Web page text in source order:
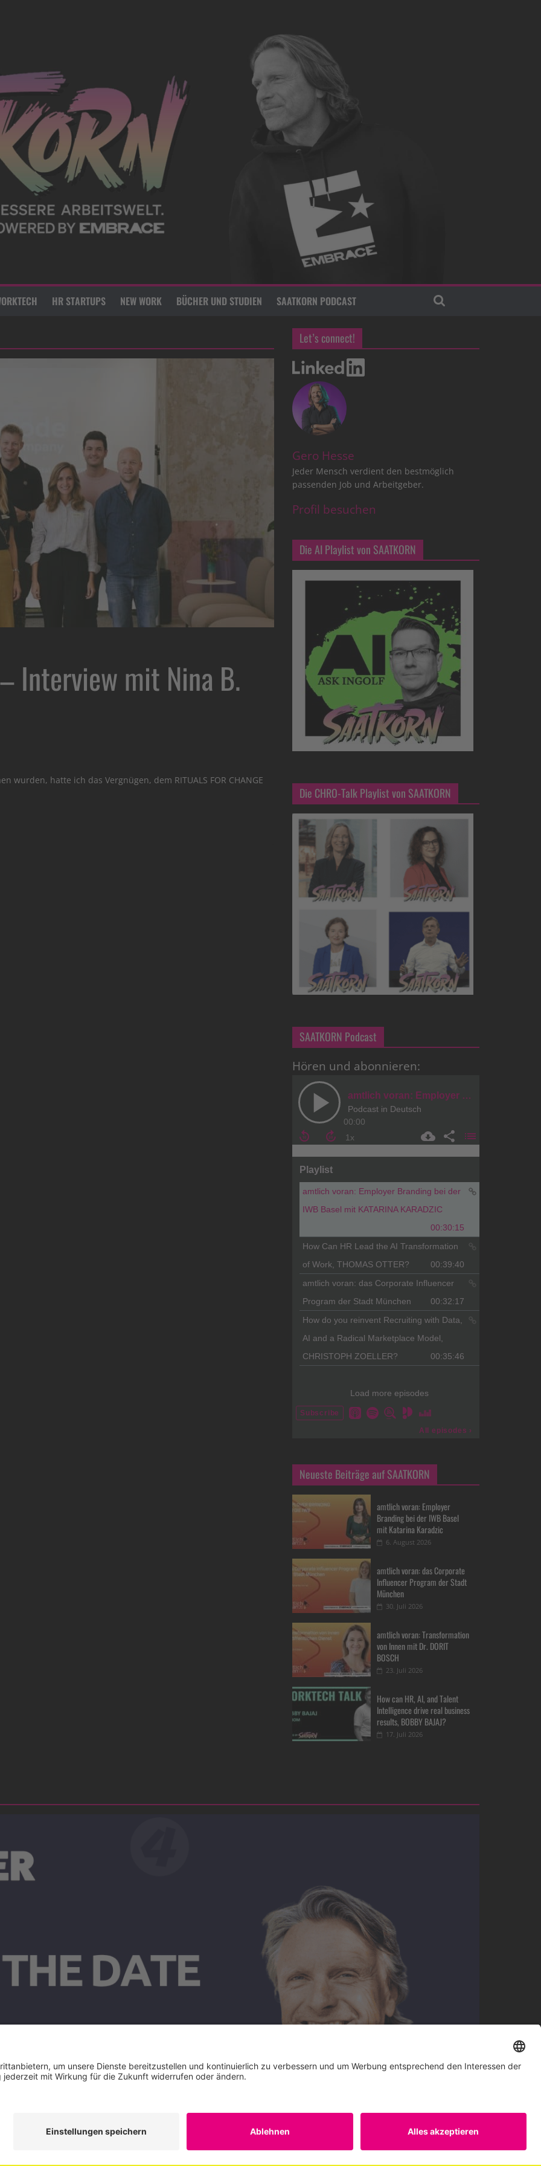
HR STARTUPS NEW WORK BÜCHER UND STUDIEN SAATKORN PODCAST
Interview mit Nina B.
wurden, hatte ich das Vergnügen, dem RITUALS FOR CHANGE
Let’s connect!
Gero Hesse
Jeder Mensch verdient den bestmöglich
passenden Job und Arbeitgeber.
Profil besuchen
Die AI Playlist von SAATKORN
Die CHRO-Talk Playlist von SAATKORN
SAATKORN Podcast
Hören und abonnieren:
Neueste Beiträge auf SAATKORN
amtlich voran: Employer
Branding bei der IWB Basel
mit Katarina Karadzic
6. August 2026
amtlich voran: das Corporate
Influencer Program der Stadt
München
30. Juli 2026
amtlich voran: Transformation
von Innen mit Dr. DORIT
BOSCH
23. Juli 2026
How can HR, AI, and Talent
Intelligence drive real business
results, BOBBY BAJAJ?
17. Juli 2026